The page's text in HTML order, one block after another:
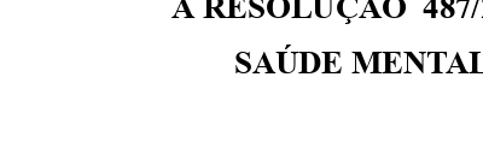
SAÚDE